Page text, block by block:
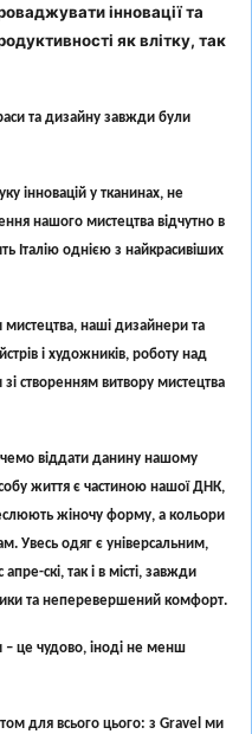
інновації та
як влітку, так
та дизайну завжди були
інновацій у тканинах, не
нашого мистецтва відчутно в
Італію однією з найкрасивіших
наші дизайнери та
і художників, роботу над
створенням витвору мистецтва
віддати данину нашому
життя є частиною нашої ДНК,
жіночу форму, а кольори
Увесь одяг є універсальним,
скі, так і в місті, завжди
та неперевершений комфорт.
– це чудово, іноді не менш
для всього цього: з Gravel ми